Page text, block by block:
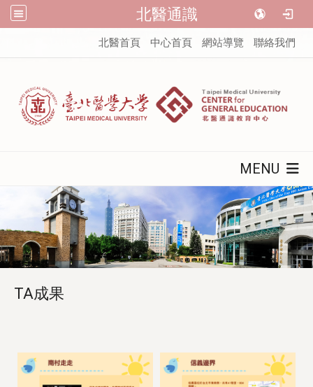
北醫通識
北醫首頁 中心首頁 網站導覽 聯絡我們
MENU
TA成果